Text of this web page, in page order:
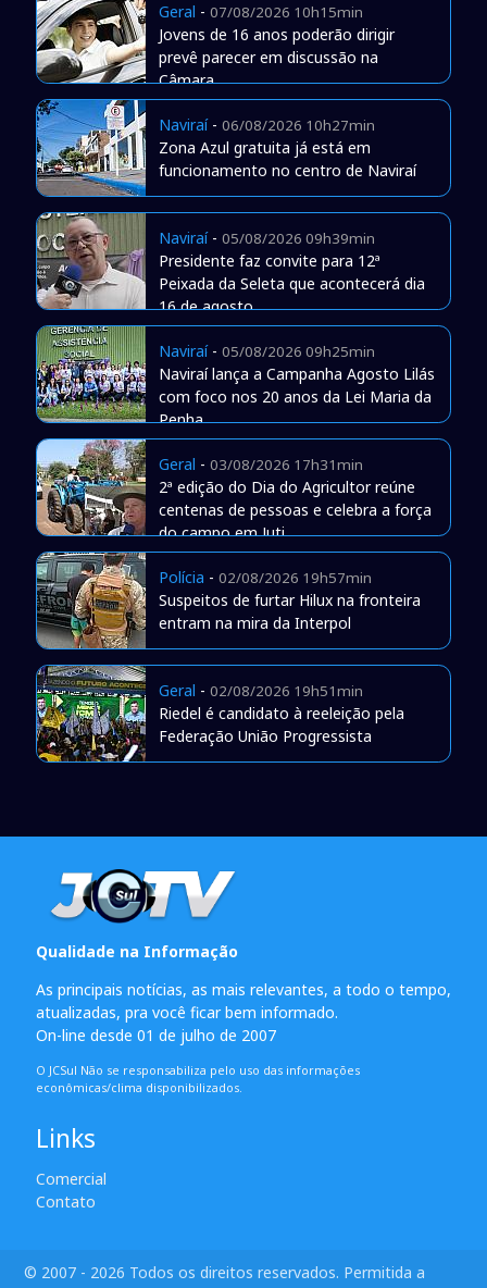
Geral - 07/08/2026 10h15min
Jovens de 16 anos poderão dirigir
prevê parecer em discussão na
Câmara
Naviraí- 06/08/2026 10h27min
Zona Azul gratuita já está em
funcionamento no centro de Naviraí
Naviraí- 05/08/2026 09h39min
Presidente faz convite para 12ª
Peixada da Seleta que acontecerá dia
16 de agosto
Naviraí- 05/08/2026 09h25min
Naviraí lança a Campanha Agosto Lilás
com foco nos 20 anos da Lei Maria da
Penha
Geral - 03/08/2026 17h31min
2ª edição do Dia do Agricultor reúne
centenas de pessoas e celebra a força
do campo em Juti
Polícia - 02/08/2026 19h57min
Suspeitos de furtar Hilux na fronteira
entram na mira da Interpol
Geral - 02/08/2026 19h51min
Riedel é candidato à reeleição pela
Federação União Progressista
Qualidade na Informação
As principais notícias, as mais relevantes, a todo o tempo,
atualizadas, pra você ficar bem informado.
On-line desde 01 de julho de 2007
O JCSul Não se responsabiliza pelo uso das informações
econômicas/clima disponibilizados.
Links
Comercial
Contato
© 2007 - 2026 Todos os direitos reservados. Permitida a